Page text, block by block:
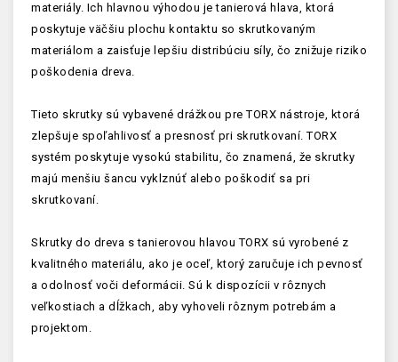
materiály. Ich hlavnou výhodou je tanierová hlava, ktorá
poskytuje väčšiu plochu kontaktu so skrutkovaným
materiálom a zaisťuje lepšiu distribúciu síly, čo znižuje riziko
poškodenia dreva.
Tieto skrutky sú vybavené drážkou pre TORX nástroje, ktorá
zlepšuje spoľahlivosť a presnosť pri skrutkovaní. TORX
systém poskytuje vysokú stabilitu, čo znamená, že skrutky
majú menšiu šancu vyklznúť alebo poškodiť sa pri
skrutkovaní.
Skrutky do dreva s tanierovou hlavou TORX sú vyrobené z
kvalitného materiálu, ako je oceľ, ktorý zaručuje ich pevnosť
a odolnosť voči deformácii. Sú k dispozícii v rôznych
veľkostiach a dĺžkach, aby vyhoveli rôznym potrebám a
projektom.